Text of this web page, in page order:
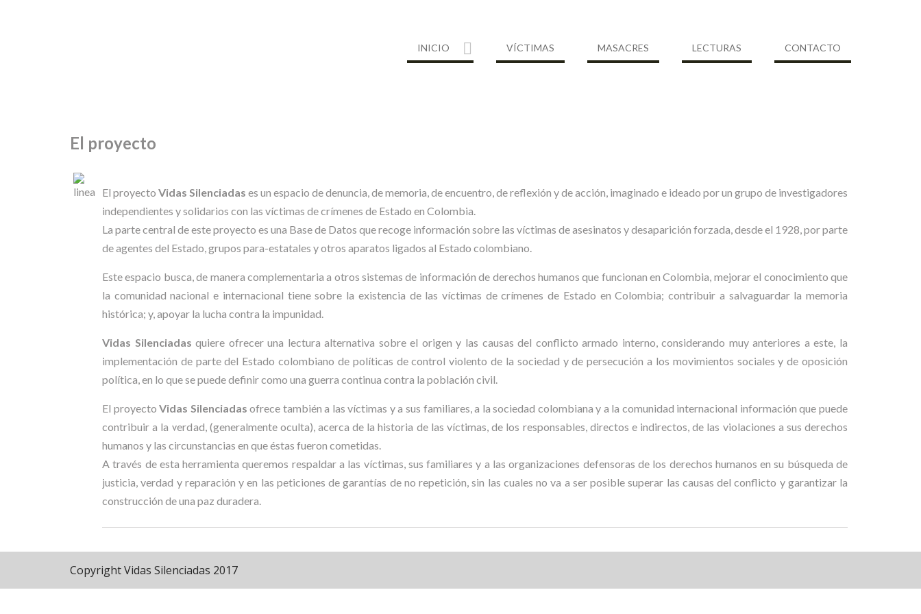
INICIO VÍCTIMAS MASACRES LECTURAS CONTACTO
El proyecto
El proyecto Vidas Silenciadas es un espacio de denuncia, de memoria, de encuentro, de reflexión y de acción, imaginado e ideado por un grupo de investigadores
independientes y solidarios con las víctimas de crímenes de Estado en Colombia.
La parte central de este proyecto es una Base de Datos que recoge información sobre las víctimas de asesinatos y desaparición forzada, desde el 1928, por parte
de agentes del Estado, grupos para-estatales y otros aparatos ligados al Estado colombiano.
Este espacio busca, de manera complementaria a otros sistemas de información de derechos humanos que funcionan en Colombia, mejorar el conocimiento que
la comunidad nacional e internacional tiene sobre la existencia de las víctimas de crímenes de Estado en Colombia; contribuir a salvaguardar la memoria
histórica; y, apoyar la lucha contra la impunidad.
Vidas Silenciadas quiere ofrecer una lectura alternativa sobre el origen y las causas del conflicto armado interno, considerando muy anteriores a este, la
implementación de parte del Estado colombiano de políticas de control violento de la sociedad y de persecución a los movimientos sociales y de oposición
política, en lo que se puede definir como una guerra continua contra la población civil.
El proyectoVidas Silenciadas ofrece también a las víctimas y a sus familiares, a la sociedad colombiana y a la comunidad internacional información que puede
contribuir a la verdad, (generalmente oculta), acerca de la historia de las víctimas, de los responsables, directos e indirectos, de las violaciones a sus derechos
humanos y las circunstancias en que éstas fueron cometidas.
A través de esta herramienta queremos respaldar a las víctimas, sus familiares y a las organizaciones defensoras de los derechos humanos en su búsqueda de
justicia, verdad y reparación y en las peticiones de garantías de no repetición, sin las cuales no va a ser posible superar las causas del conflicto y garantizar la
construcción de una paz duradera.
Copyright Vidas Silenciadas 2017